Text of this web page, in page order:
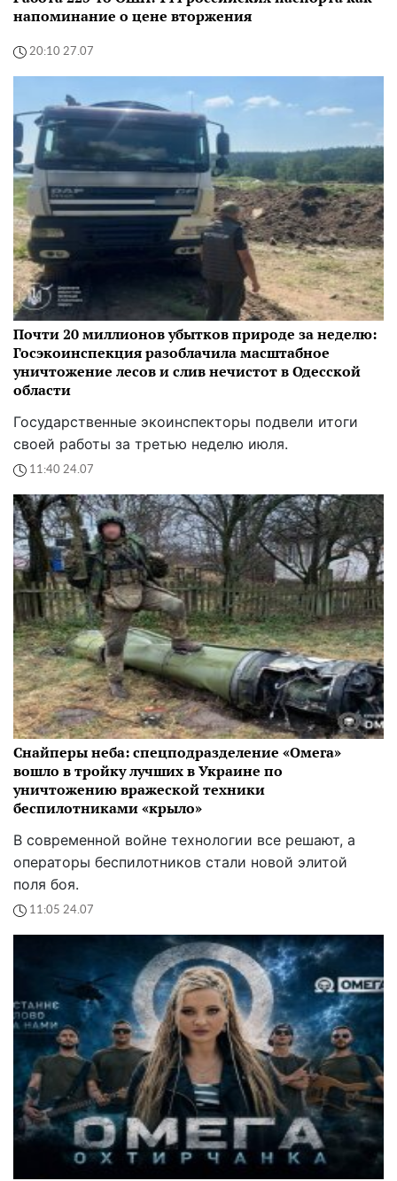
напоминание о цене вторжения
20:10 27.07
Почти 20 миллионов убытков природе за неделю:
Госэкоинспекция разоблачила масштабное
уничтожение лесов и слив нечистот в Одесской
области
Государственные экоинспекторы подвели итоги
своей работы за третью неделю июля.
11:40 24.07
Снайперы неба: спецподразделение «Омега»
вошло в тройку лучших в Украине по
уничтожению вражеской техники
беспилотниками «крыло»
В современной войне технологии все решают, а
операторы беспилотников стали новой элитой
поля боя.
11:05 24.07